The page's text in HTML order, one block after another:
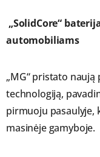
„SolidCore“
automobiliams
„MG“ pristato
technologiją,
pirmuoju pasaulyje,
masinėje gamyboje.